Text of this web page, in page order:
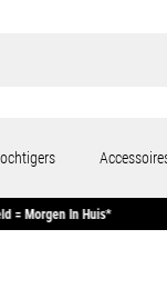
Uur Besteld = Morgen In Huis*